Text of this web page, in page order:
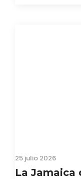
25 julio 2026
La Jamaica